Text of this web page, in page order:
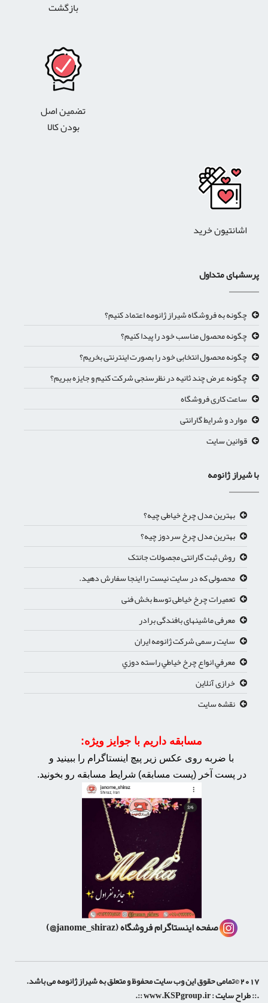
بازگشت
تضمین اصل
بودن کالا
اشانتیون خرید
پرسشهای متداول
چگونه به فروشگاه شیراز ژانومه اعتماد کنیم؟
چگونه محصول مناسب خود را پیدا کنیم؟
چگونه محصول انتخابی خود را بصورت اینترنتی بخریم؟
چگونه عرض چند ثانیه در نظرسنجی شرکت کنیم و جایزه ببریم؟
ساعت کاری فروشگاه
موارد و شرایط گارانتی
قوانین سایت
با شیراز ژانومه
بهترین مدل چرخ خیاطی چیه؟
بهترین مدل چرخ سردوز چیه؟
روش ثبت گارانتی مجصولات جانتک
محصولی که در سایت نیست را اینجا سفارش دهید.
تعمیرات چرخ خیاطی توسط بخش فنی
معرفی ماشینهای بافندگی برادر
سایت رسمی شرکت ژانومه ایران
معرفي انواع چرخ خياطي راسته دوزي
خرازی آنلاین
نقشه سایت
مسابقه داریم با جوایز ویژه:
با ضربه روی عکس زیر پیچ اینستاگرام را ببینید و
در پست آخر (پست مسابقه) شرایط مسابقه رو بخونید.
صفحه اینستاگرام فروشگاه(janome_shiraz@)
2017 ©تمامی حقوق این وب سایت محفوظ و متعلق به شیراز ژانومه می باشد.
.:: طراح سایت :www.KSPgroup.ir
::.